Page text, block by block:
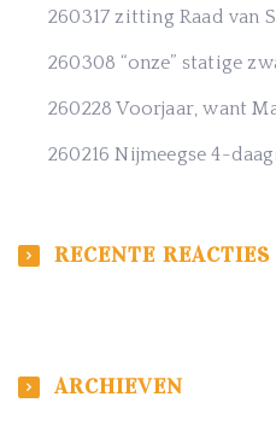
260317 zitting Raad van
260308 “onze” statige
260228 Voorjaar, want
260216 Nijmeegse 4-
RECENTE REACTIES
ARCHIEVEN